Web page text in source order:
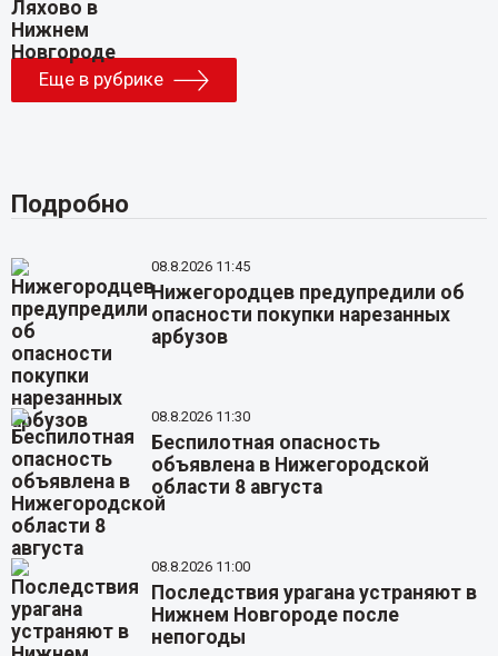
Еще в рубрике
Подробно
08.8.2026 11:45
Нижегородцев предупредили об
опасности покупки нарезанных
арбузов
08.8.2026 11:30
Беспилотная опасность
объявлена в Нижегородской
области 8 августа
08.8.2026 11:00
Последствия урагана устраняют в
Нижнем Новгороде после
непогоды